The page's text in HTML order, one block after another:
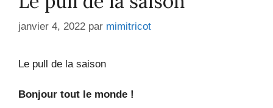
janvier 4, 2022 par mimitricot
Le pull de la saison
Bonjour tout le monde !